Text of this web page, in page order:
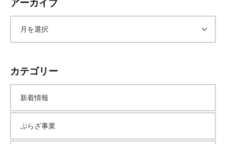
アーカイブ
カ
イ
ブ
カテゴリー
新着情報
ぷらざ事業